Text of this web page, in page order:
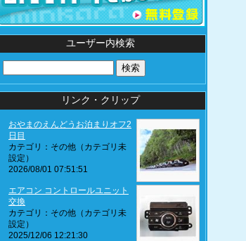
ユーザー内検索
リンク・クリップ
おやまのえんどうお泊まりオフ2
日目
カテゴリ：その他（カテゴリ未
設定）
2026/08/01 07:51:51
エアコン コントロールユニット
交換
カテゴリ：その他（カテゴリ未
設定）
2025/12/06 12:21:30